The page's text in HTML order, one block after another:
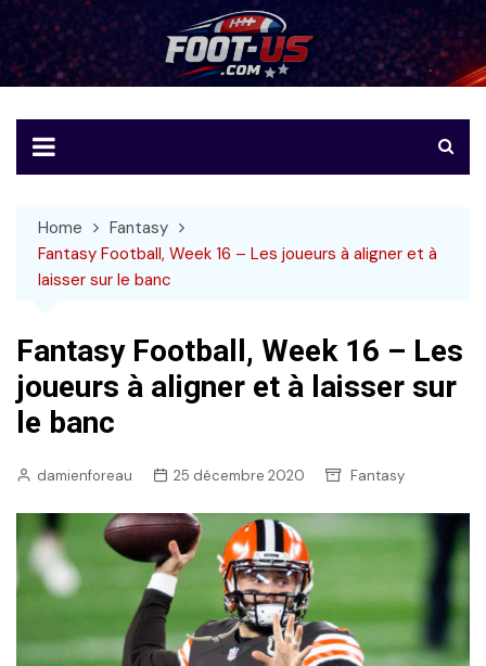
to
content
Foot-US
Le football américain en français
Home
Fantasy
Fantasy Football, Week 16 – Les joueurs à aligner et à
laisser sur le banc
Fantasy Football, Week 16 – Les
joueurs à aligner et à laisser sur
le banc
damienforeau 25 décembre 2020 Fantasy